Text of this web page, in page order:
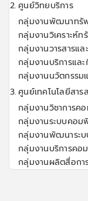
2. ศูนย์วิทยบริการ
กลุ่มงานพัฒนาทรั
กลุ่มงานวิเคราะห์
กลุ่มงานวารสารแ
กลุ่มงานบริการแล
กลุ่มงานนวัตกรรม
3. ศูนย์เทคโนโลยีสาร
กลุ่มงานวิชาการค
กลุ่มงานระบบคอม
กลุ่มงานพัฒนาระบ
กลุ่มงานบริการคอ
กลุ่มงานผลิตสื่อกา